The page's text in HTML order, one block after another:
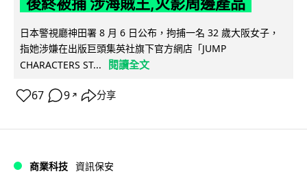
日本警視廳神田署 8 月 6 日公布，拘捕一名 32 歲大阪女子，
指她涉嫌在出版巨頭集英社旗下官方網店「JUMP
CHARACTERS ST...
閱讀全文
67 9 ↗ 分享
商業科技 資訊保安